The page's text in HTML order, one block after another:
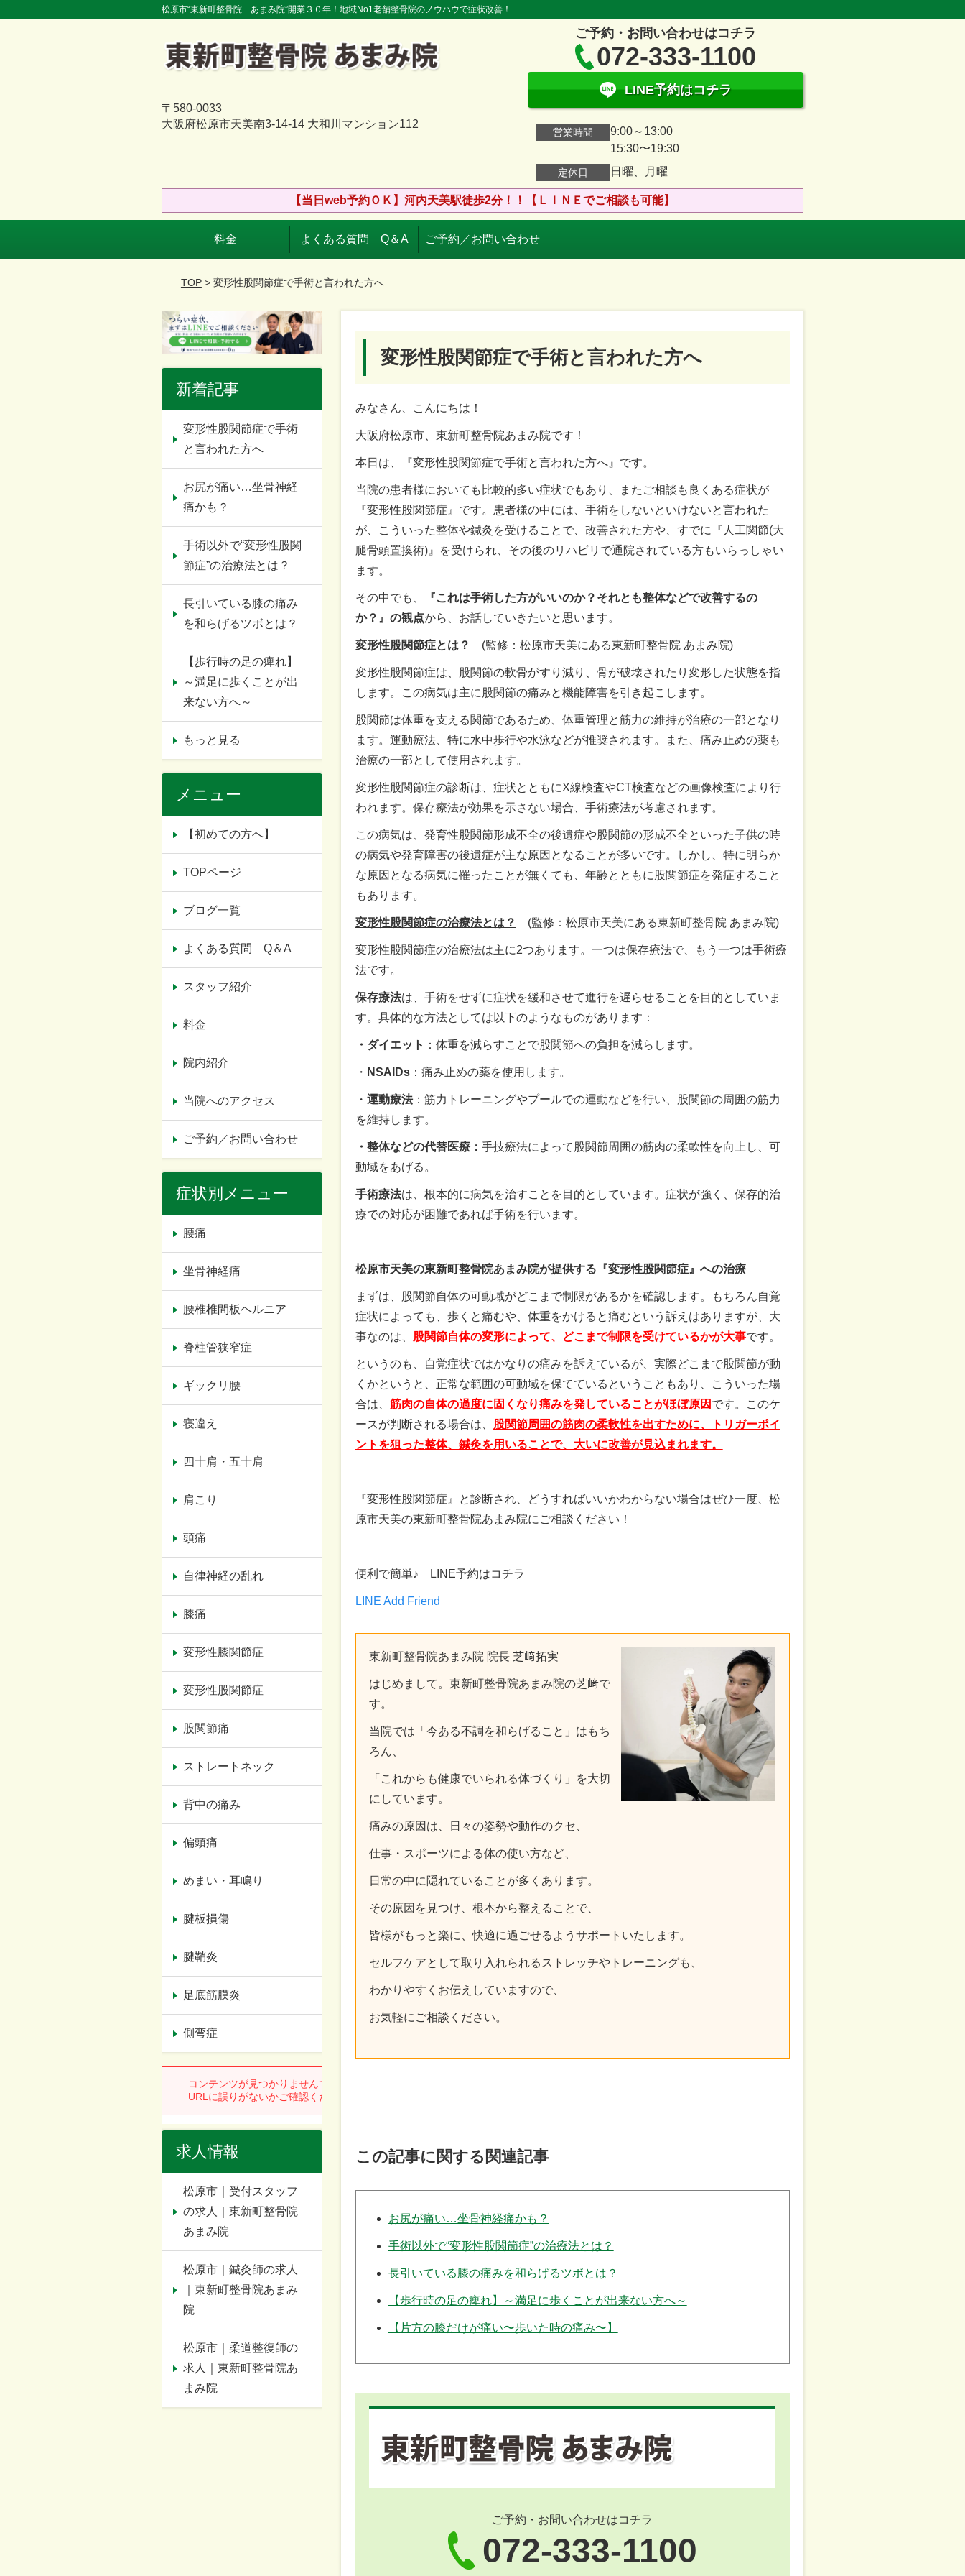
松原市“東新町整骨院 あまみ院”開業３０年！地域No1老舗整骨院のノウハウで症状改善！
〒580-0033
大阪府松原市天美南3-14-14 大和川マンション112
ご予約・お問い合わせはコチラ
072-333-1100
LINE予約はコチラ
営業時間
9:00～13:00
15:30〜19:30
定休日 日曜、月曜
【当日web予約ＯＫ】河内天美駅徒歩2分！！【ＬＩＮＥでご相談も可能】
料金 よくある質問 Q＆A ご予約／お問い合わせ
TOP> 変形性股関節症で手術と言われた方へ
変形性股関節症で手術と言われた方へ
みなさん、こんにちは！
大阪府松原市、東新町整骨院あまみ院です！
本日は、『変形性股関節症で手術と言われた方へ』です。
当院の患者様においても比較的多い症状でもあり、またご相談も良くある症状が
『変形性股関節症』です。患者様の中には、手術をしないといけないと言われた
が、こういった整体や鍼灸を受けることで、改善された方や、すでに『人工関節(大
腿骨頭置換術)』を受けられ、その後のリハビリで通院されている方もいらっしゃい
ます。
その中でも、
『これは手術した方がいいのか？それとも整体などで改善するの
か？』の観点から、お話していきたいと思います。
変形性股関節症とは？ (監修： 松原市天美にある東新町整骨院 あまみ院)
変形性股関節症は、股関節の軟骨がすり減り、骨が破壊されたり変形した状態を指
します。この病気は主に股関節の痛みと機能障害を引き起こします。
股関節は体重を支える関節であるため、体重管理と筋力の維持が治療の一部となり
ます。運動療法、特に水中歩行や水泳などが推奨されます。また、痛み止めの薬も
治療の一部として使用されます。
変形性股関節症の診断は、症状とともにX線検査やCT検査などの画像検査により行
われます。保存療法が効果を示さない場合、手術療法が考慮されます。
この病気は、発育性股関節形成不全の後遺症や股関節の形成不全といった子供の時
の病気や発育障害の後遺症が主な原因となることが多いです。しかし、特に明らか
な原因となる病気に罹ったことが無くても、年齢とともに股関節症を発症すること
もあります。
変形性股関節症の治療法とは？ (監修： 松原市天美にある東新町整骨院 あまみ院)
変形性股関節症の治療法は主に2つあります。一つは保存療法で、もう一つは手術療
法です。
保存療法は、手術をせずに症状を緩和させて進行を遅らせることを目的としていま
す。具体的な方法としては以下のようなものがあります：
・ダイエット ：体重を減らすことで股関節への負担を減らします。
・ NSAIDs：痛み止めの薬を使用します。
・ 運動療法：筋力トレーニングやプールでの運動などを行い、股関節の周囲の筋力
を維持します。
・整体などの代替医療： 手技療法によって股関節周囲の筋肉の柔軟性を向上し、可
動域をあげる。
手術療法は、根本的に病気を治すことを目的としています。症状が強く、保存的治
療での対応が困難であれば手術を行います。
松原市天美の東新町整骨院あまみ院が提供する『変形性股関節症』への治療
まずは、股関節自体の可動域がどこまで制限があるかを確認します。もちろん自覚
症状によっても、歩くと痛むや、体重をかけると痛むという訴えはありますが、大
事なのは、 股関節自体の変形によって、どこまで制限を受けているかが大事です。
というのも、自覚症状ではかなりの痛みを訴えているが、実際どこまで股関節が動
くかというと、正常な範囲の可動域を保てているということもあり、こういった場
合は、 筋肉の自体の過度に固くなり痛みを発していることがほぼ原因 です。このケ
ースが判断される場合は、 股関節周囲の筋肉の柔軟性を出すために、トリガーポイ
ントを狙った整体、鍼灸を用いることで、大いに改善が見込まれます。
『変形性股関節症』と診断され、どうすればいいかわからない場合はぜひ一度、松
原市天美の東新町整骨院あまみ院にご相談ください！
便利で簡単♪ LINE予約はコチラ
LINE Add Friend
東新町整骨院あまみ院 院長 芝﨑拓実
はじめまして。東新町整骨院あまみ院の芝﨑で
す。
当院では「今ある不調を和らげること」はもち
ろん、
「これからも健康でいられる体づくり」を大切
にしています。
痛みの原因は、日々の姿勢や動作のクセ、
仕事・スポーツによる体の使い方など、
日常の中に隠れていることが多くあります。
その原因を見つけ、根本から整えることで、
皆様がもっと楽に、快適に過ごせるようサポートいたします。
セルフケアとして取り入れられるストレッチやトレーニングも、
わかりやすくお伝えしていますので、
お気軽にご相談ください。
この記事に関する関連記事
お尻が痛い…坐骨神経痛かも？
手術以外で“変形性股関節症”の治療法とは？
長引いている膝の痛みを和らげるツボとは？
【歩行時の足の痺れ】～満足に歩くことが出来ない方へ～
【片方の膝だけが痛い〜歩いた時の痛み〜】
ご予約・お問い合わせはコチラ
072-333-1100
新着記事
変形性股関節症で手術
と言われた方へ
お尻が痛い…坐骨神経
痛かも？
手術以外で“変形性股関
節症”の治療法とは？
長引いている膝の痛み
を和らげるツボとは？
【歩行時の足の痺れ】
～満足に歩くことが出
来ない方へ～
もっと見る
メニュー
【初めての方へ】
TOPページ
ブログ一覧
よくある質問 Q＆A
スタッフ紹介
料金
院内紹介
当院へのアクセス
ご予約／お問い合わせ
症状別メニュー
腰痛
坐骨神経痛
腰椎椎間板ヘルニア
脊柱管狭窄症
ギックリ腰
寝違え
四十肩・五十肩
肩こり
頭痛
自律神経の乱れ
膝痛
変形性膝関節症
変形性股関節症
股関節痛
ストレートネック
背中の痛み
偏頭痛
めまい・耳鳴り
腱板損傷
腱鞘炎
足底筋膜炎
側弯症
求人情報
松原市｜受付スタッフ
の求人｜東新町整骨院
あまみ院
松原市｜鍼灸師の求人
｜東新町整骨院あまみ
院
松原市｜柔道整復師の
求人｜東新町整骨院あ
まみ院